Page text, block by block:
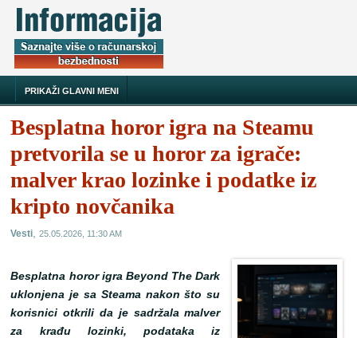
PRIKAŽI GLAVNI MENI
Besplatna horor igra na Steamu
pretvorila se u horor za igrače:
malver krao lozinke i podatke iz
kripto novčanika
Vesti,25.05.2026, 11:30 AM
Besplatna horor igra Beyond The Dark
uklonjena je sa Steama nakon što su
korisnici otkrili da je sadržala malver
za krađu lozinki, podataka iz